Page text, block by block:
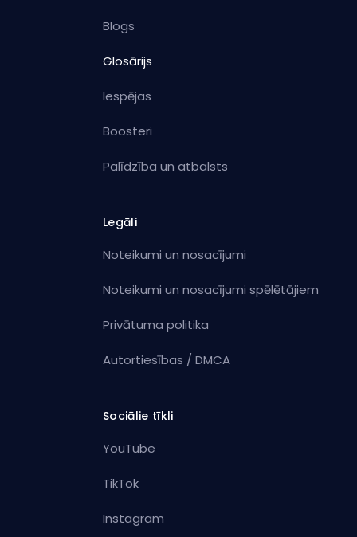
Blogs
Glosārijs
Iespējas
Boosteri
Palīdzība un atbalsts
Legāli
Noteikumi un nosacījumi
Noteikumi un nosacījumi spēlētājiem
Privātuma politika
Autortiesības / DMCA
Sociālie tīkli
YouTube
TikTok
Instagram